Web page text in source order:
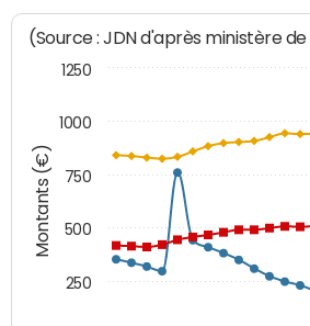
Montants (€)
(Source : JDN d'après ministère
250
500
750
1000
1250